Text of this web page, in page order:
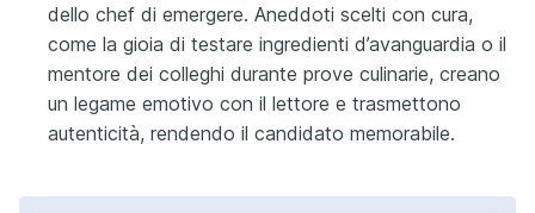
dello chef di emergere. Aneddoti scelti con cura,
come la gioia di testare ingredienti d’avanguardia o il
mentore dei colleghi durante prove culinarie, creano
un legame emotivo con il lettore e trasmettono
autenticità, rendendo il candidato memorabile.